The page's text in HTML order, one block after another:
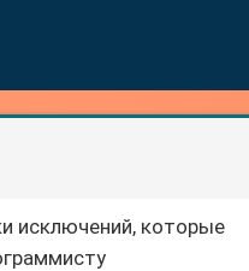
исключений, которые